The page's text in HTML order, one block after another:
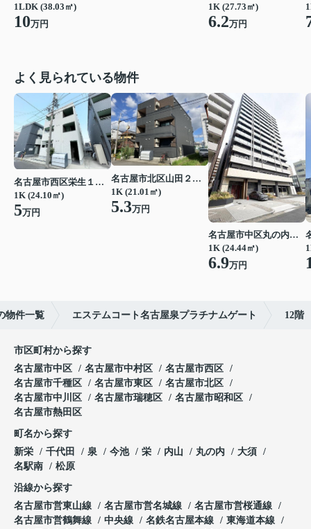
1LDK (38.03㎡)
10万円
1K (27.73㎡)
6.2万円
よく見られている物件
名古屋市西区栄生１丁目
1K (24.10㎡)
5万円
名古屋市北区山田２丁目
1K (21.01㎡)
5.3万円
名古屋市中区丸の内２丁目
1K (24.44㎡)
6.9万円
物件一覧 エステムコート名古屋泉プラチナムゲート 12階
市区町村から探す
名古屋市中区
名古屋市中村区
名古屋市西区
名古屋市千種区
名古屋市東区
名古屋市北区
名古屋市中川区
名古屋市瑞穂区
名古屋市昭和区
名古屋市熱田区
町名から探す
新栄
千代田 泉 今池 栄 内山 丸の内
大須
名駅南
松原
沿線から探す
名古屋市営東山線
名古屋市営名城線
名古屋市営桜通線
名古屋市営鶴舞線
中央線 名鉄名古屋本線
東海道本線